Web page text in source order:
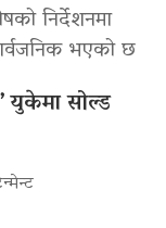
निर्देशनमा
भएको छ
युकेमा सोल्ड